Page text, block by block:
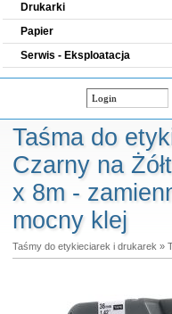
Drukarki
Papier
Serwis - Eksploatacja
Taśma do
Czarny na
x 8m -
mocny klej
Taśmy do etykieciarek i drukarek »